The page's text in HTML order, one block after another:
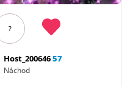
?
Host_20064657
Náchod